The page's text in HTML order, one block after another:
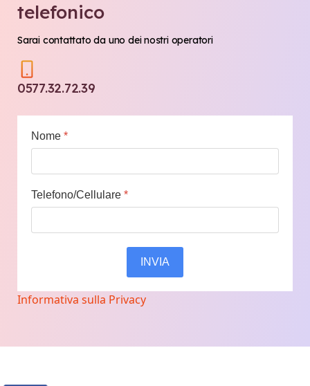
telefonico
Sarai contattato da uno dei nostri operatori
0577.32.72.39
Nome *
Telefono/Cellulare *
INVIA
Informativa sulla Privacy